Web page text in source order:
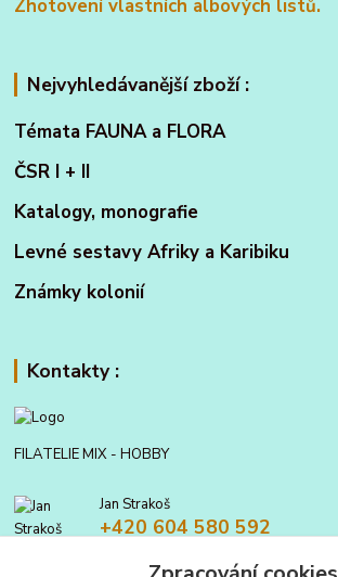
Zhotovení vlastních albových listů.
Nejvyhledávanější zboží :
Témata FAUNA a FLORA
ČSR I + II
Katalogy, monografie
Levné sestavy Afriky a Karibiku
Známky kolonií
Kontakty :
FILATELIE MIX - HOBBY
Jan Strakoš
+420 604 580 592
filatelie.mix@seznam.cz